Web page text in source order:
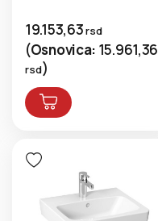
19.153,63rsd
(Osnovica: 15.961,36
rsd)